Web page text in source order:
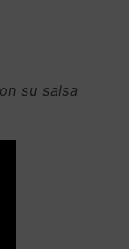
su salsa